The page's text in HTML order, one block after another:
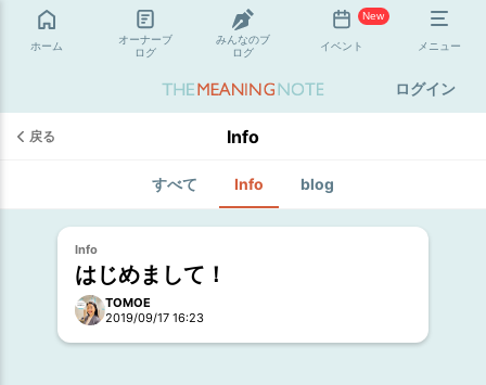
ホーム
オーナーブ
ログ
みんなのブ
ログ
New
イベント メニュー
ログイン
戻る Info
すべて Info blog
Info
はじめまして！
TOMOE
2019/09/17 16:23